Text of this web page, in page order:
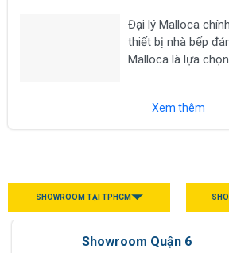
máy hút mùi, lò
Đại lý Malloca
thiết bị nhà bếp
Malloca là lựa
máy hút...
Xem thêm
SHOWROOM TẠI TPHCM
Showroom Quận 6